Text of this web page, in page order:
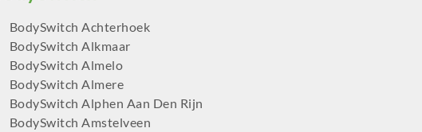
BodySwitch Achterhoek
BodySwitch Alkmaar
BodySwitch Almelo
BodySwitch Almere
BodySwitch Alphen Aan Den Rijn
BodySwitch Amstelveen